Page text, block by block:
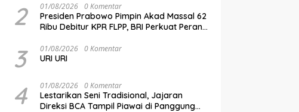
Hadapi APBD 2027, Pemkot
Perangkat Daerah
100 Hari Tragedi Kecelakaan
2 01/08/2026 0 Komentar
Presiden Prabowo Pimpin Akad Massal 62
Ribu Debitur KPR FLPP, BRI Perkuat Peran
melalui Pembiayaan Perumahan
3 01/08/2026 0 Komentar
URI URI
4 01/08/2026 0 Komentar
Lestarikan Seni Tradisional, Jajaran
Direksi BCA Tampil Piawai di Panggung